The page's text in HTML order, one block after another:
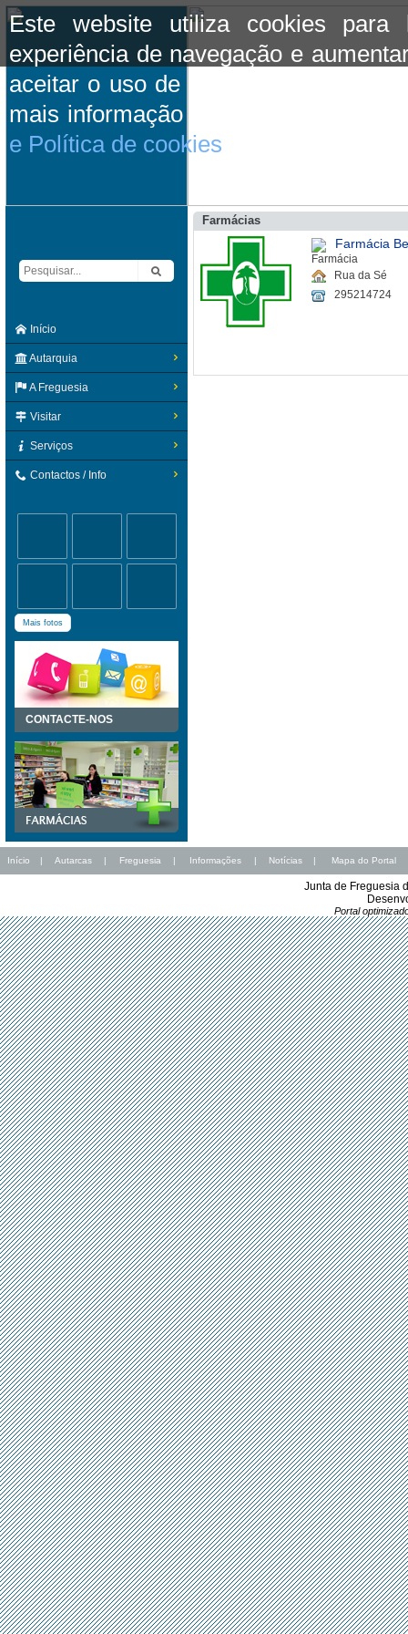
Este website utiliza cookies para
experiência de navegação e
aceitar o uso de cookies basta
mais informação consulte a
e Política de cookies
Início
Autarquia
A Freguesia
Visitar
Serviços
Contactos / Info
Mais fotos
CONTACTE-NOS
Farmácias
Farmácia
Rua da Sé
295214724
Início | Autarcas | Freguesia | Informações | Notícias | Mapa do Portal
Junta de Freguesia
Portal